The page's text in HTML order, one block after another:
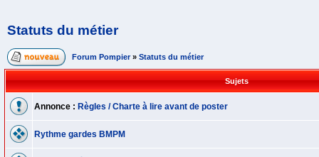
Statuts du métier
Forum Pompier » Statuts du métier
Sujets
Annonce : Règles / Charte à lire avant de poster
Rythme gardes BMPM